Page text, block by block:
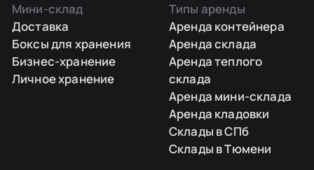
Мини-склад
Доставка
Боксы для хранения
Бизнес-хранение
Личное хранение
Типы аренды
Аренда контейнера
Аренда склада
Аренда теплого
склада
Аренда мини-склада
Аренда кладовки
Склады в СПб
Склады в Тюмени